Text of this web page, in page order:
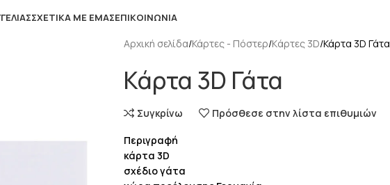
ΣΧΕΤΙΚΑ ΜΕ ΕΜΑΣΕΠΙΚΟΙΝΩΝΙΑ
Αρχική σελίδα Κάρτες - Πόστερ Kάρτες 3D Κάρτα 3D Γάτα
Κάρτα 3D Γάτα
Συγκρίνω Πρόσθεσε στην λίστα επιθυμιών
Περιγραφή
κάρτα 3D
σχέδιο γάτα